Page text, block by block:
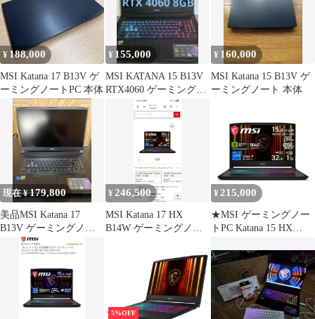
¥ 188,000
MSI Katana 17 B13V ゲ
ーミングノートPC 本体
¥ 155,000
MSI KATANA 15 B13V
RTX4060 ゲーミングノ
¥ 160,000
MSI Katana 15 B13V ゲ
ーミングノート 本体
現在 ¥179,800
美品MSI Katana 17
B13V ゲーミングノー
ト本体 RTX4070
¥ 246,500
MSI Katana 17 HX
B14W ゲーミングノー
¥ 215,000
★MSI ゲーミングノー
トPC Katana 15 HX
5%OFF